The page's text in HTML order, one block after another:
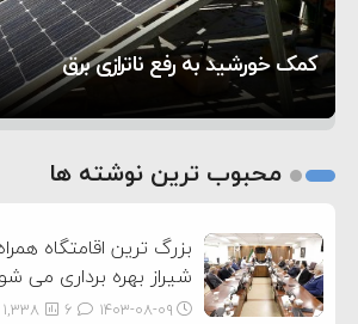
حماس شد
اعتراض عراقچی به همتای
به آمریکا در حملات به ایران
۱۶:۱۹
کمک خورشید به رفع ناترازی برق
تحسین کارگردان «جنگ و صلح» از
از عشق عمیق به مردم
۵ شهر افسانه‌ای هخامنشی که هنوز هم زنده هستند
2
محبوب ترین نوشته ها
بزرگ ترین اقامتگاه
شیراز بهره برداری می
۱۴۰۳-۰۸-۰۹ 1,338